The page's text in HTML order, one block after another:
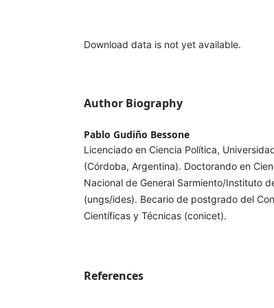
Download data is not yet available.
Author Biography
Pablo Gudiño Bessone
Licenciado en Ciencia Política,
(Córdoba, Argentina). Doctorando en
Nacional de General Sarmiento/Instituto
(ungs/ides). Becario de postgrado del
Científicas y Técnicas (conicet).
References